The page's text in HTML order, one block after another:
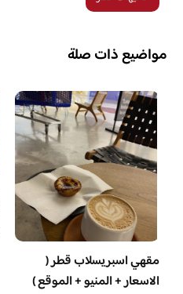
مواضيع ذات صلة
مقهي اسبريسلاب قطر (
الاسعار + المنيو + الموقع )